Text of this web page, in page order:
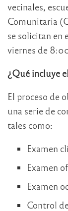
vecinales,
Comunitaria
se solicitan en
viernes de
¿Qué incluye
El proceso de
una serie de
tales como:
Examen
Examen
Examen
Control